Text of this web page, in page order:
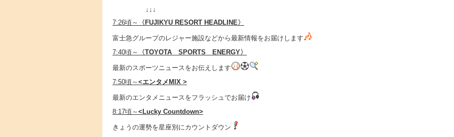
↓↓↓
7:26頃～
〈 FUJIKYU RESORT HEADLINE〉
富士急グループのレジャー施設などから最新情報をお届けします
7:40頃～
〈TOYOTA SPORTS ENERGY〉
最新のスポーツニュースをお伝えします
7:50頃～ <エンタメMIX >
最新のエンタメニュースをフラッシュでお届け
8:17頃～ <Lucky Countdown>
きょうの運勢を星座別にカウントダウン